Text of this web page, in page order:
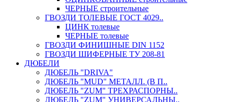
ЧЕРНЫЕ строительные
ГВОЗДИ ТОЛЕВЫЕ ГОСТ 4029..
ЦИНК толевые
ЧЕРНЫЕ толевые
ГВОЗДИ ФИНИШНЫЕ DIN 1152
ГВОЗДИ ШИФЕРНЫЕ ТУ 208-81
ДЮБЕЛИ
ДЮБЕЛЬ "DRIVA"
ДЮБЕЛЬ "MUD" МЕТАЛЛ. (В П..
ДЮБЕЛЬ "ZUM" ТРЕХРАСПОРНЫ..
ДЮБЕЛЬ "ZUM" УНИВЕРСАЛЬНЫ..